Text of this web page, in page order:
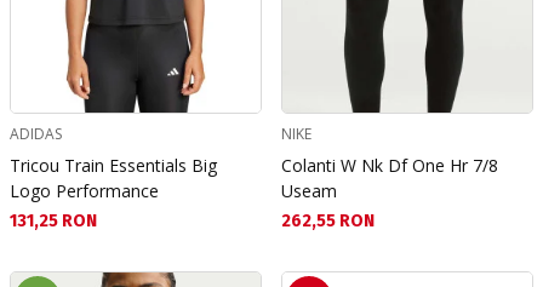
ADIDAS
Tricou Train Essentials Big
Logo Performance
Текуща цена:
131,25 RON
NIKE
Colanti W Nk Df One Hr 7/8
Useam
Текуща цена:
262,55 RON